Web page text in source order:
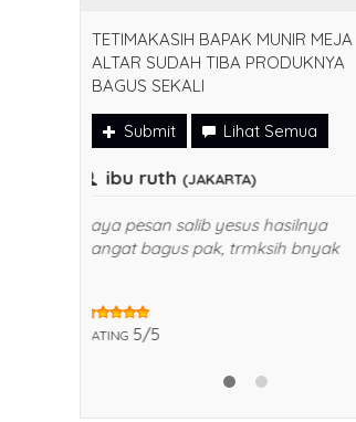
TETIMAKASIH BAPAK MUNIR MEJA
ALTAR SUDAH TIBA PRODUKNYA
BAGUS SEKALI
Submit Lihat Semua
ibu ruth(JAKARTA)
saya pesan salib yesus hasilnya
sangat bagus pak, trmksih bnyak
RATING5/5